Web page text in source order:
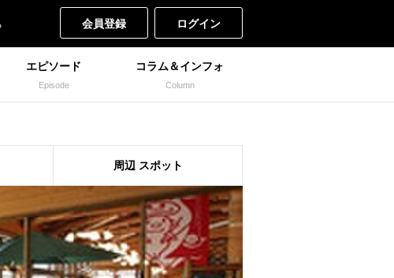
会員登録 ログイン
エピソード
Episode
コラム＆インフォ
Column
周辺 スポット